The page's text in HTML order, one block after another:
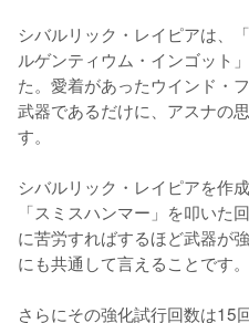
シバルリック・レイピアは、
ルゲンティウム・インゴット
た。愛着があったウインド・
武器であるだけに、アスナの
す。
シバルリック・レイピアを作
「スミスハンマー」を叩いた
に苦労すればするほど武器が
にも共通して言えることです。
さらにその強化試行回数は15